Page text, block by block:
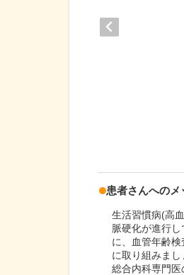
患者さんへのメ
生活習慣病(高
脈硬化が進行
に、血管年齢
に取り組みまし
総合内科専門